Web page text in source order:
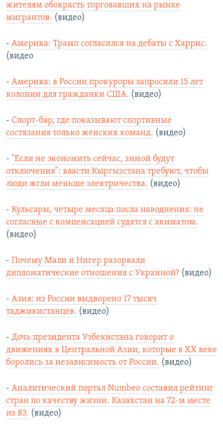
жителям обокрасть торговавших на рынке
мигрантов. (видео)
- Америка: Трамп согласился на дебаты с Харрис.
(видео
- Америка: в России прокуроры запросили 15 лет
колонии для гражданки США. (видео)
- Спорт-бар, где показывают спортивные
состязания только женских команд. (видео)
- "Если не экономить сейчас, зимой будут
отключения": власти Кыргызстана требуют, чтобы
люди жгли меньше электричества. (видео)
- Кульсары, четыре месяца посла наводнения: не
согласные с компенсацией судятся с акиматом.
(видео)
- Почему Мали и Нигер разорвали
дипломатические отношения с Украиной? (видео)
- Азия: из России выдворено 17 тысяч
таджикистанцев. (видео)
- Дочь президента Узбекистана говорит о
движениях в Центральной Азии, которые в ХХ веке
боролись за независимость от России. (видео)
- Аналитический портал Numbeo составил рейтинг
стран по качеству жизни. Казахстан на 72-м месте
из 83. (видео)